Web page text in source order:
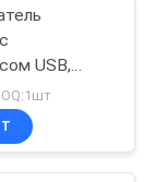
USB,
RFID